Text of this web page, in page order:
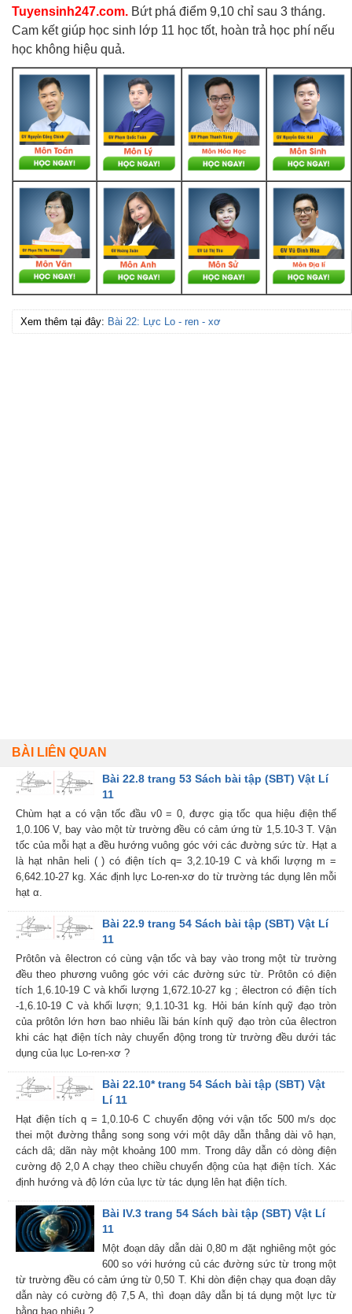
Tuyensinh247.com. Bứt phá điểm 9,10 chỉ sau 3 tháng.
Cam kết giúp học sinh lớp 11 học tốt, hoàn trả học phí nếu
học không hiệu quả.
Xem thêm tại đây: Bài 22: Lực Lo - ren - xơ
BÀI LIÊN QUAN
Bài 22.8 trang 53 Sách bài tập (SBT) Vật Lí
11
Chùm hạt a có vận tốc đầu v0 = 0, được giạ tốc qua hiệu điện thế
1,0.106 V, bay vào một từ trường đều có cảm ứng từ 1,5.10-3 T. Vận
tốc của mỗi hạt a đều hướng vuông góc với các đường sức từ. Hạt a
là hạt nhân heli ( ) có điện tích q= 3,2.10-19 C và khối lượng m =
6,642.10-27 kg. Xác định lực Lo-ren-xơ do từ trường tác dụng lên mỗi
hạt α.
Bài 22.9 trang 54 Sách bài tập (SBT) Vật Lí
11
Prôtôn và êlectron có cùng vận tốc và bay vào trong một từ trường
đều theo phương vuông góc với các đường sức từ. Prôtôn có điện
tích 1,6.10-19 C và khối lượng 1,672.10-27 kg ; êlectron có điện tích
-1,6.10-19 C và khối lượn; 9,1.10-31 kg. Hỏi bán kính quỹ đạo tròn
của prôtôn lớn hơn bao nhiêu lầi bán kính quỹ đạo tròn của êlectron
khi các hạt điện tích này chuyển động trong từ trường đều dưới tác
dụng của lục Lo-ren-xơ ?
Bài 22.10* trang 54 Sách bài tập (SBT) Vật
Lí 11
Hạt điện tích q = 1,0.10-6 C chuyển động với vận tốc 500 m/s dọc
thei một đường thẳng song song với một dây dẫn thẳng dài vô hạn,
cách dâ; dãn này một khoảng 100 mm. Trong dây dẫn có dòng điện
cường độ 2,0 A chạy theo chiều chuyển động của hạt điện tích. Xác
định hướng và độ lớn của lực từ tác dụng lên hạt điện tích.
Bài IV.3 trang 54 Sách bài tập (SBT) Vật Lí
11
Một đoạn dây dẫn dài 0,80 m đặt nghiêng một góc
600 so với hướng củ các đường sức từ trong một
từ trường đều có cảm ứng từ 0,50 T. Khi dòn điện chạy qua đoạn dây
dẫn này có cường độ 7,5 A, thì đoạn dây dẫn bị tá dụng một lực từ
bằng bao nhiêu ?